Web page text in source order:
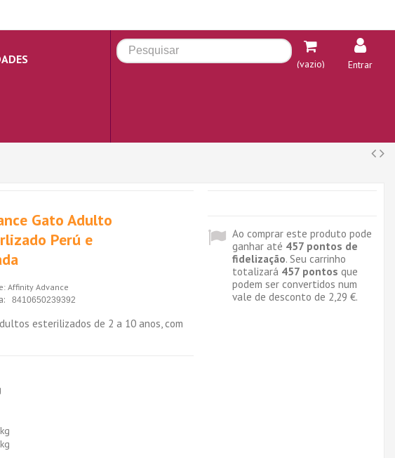
(vazio) Entrar
Gato Adulto
Perú e
Affinity Advance
8410650239392
esterilizados de 2 a 10 anos, com
Ao comprar este produto pode
ganhar até 457pontos de
fidelização. Seu carrinho
totalizará 457pontos que
podem ser convertidos num
vale de desconto de 2,29 €.